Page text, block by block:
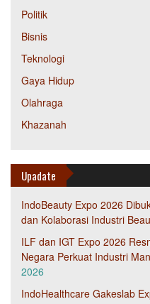
Politik
Bisnis
Teknologi
Gaya Hidup
Olahraga
Khazanah
Upadate
IndoBeauty Expo 2026
dan Kolaborasi Industri
ILF dan IGT Expo 2026
Negara Perkuat Industri
2026
IndoHealthcare Gakeslab